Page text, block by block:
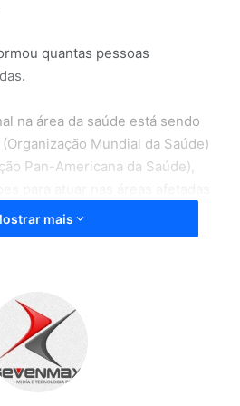
quantas pessoas
na área da saúde está sendo
Mundial da Saúde)
Pan-Americana da Saúde),
rápidas em unidades de saúde
terremotos.
de saúde sob forte pressão.
feitas em oito hospitais,
onde está concentrada boa
feridos, mostram que três
mais